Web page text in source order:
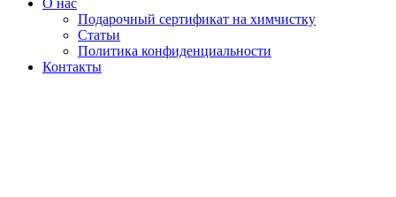
О нас
Подарочный сертификат на химчистку
Статьи
Политика конфиденциальности
Контакты